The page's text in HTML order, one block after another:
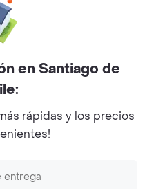
que tenemos
de ti
en Santiago de
rápidas y los precios